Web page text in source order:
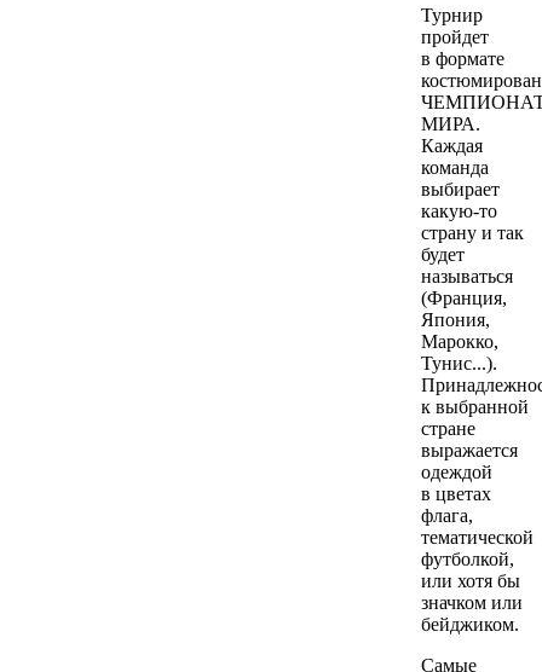
Турнир
пройдет
в формате
МИРА.
Каждая
команда
выбирает
какую-то
страну и так
будет
называться
(Франция,
Япония,
Марокко,
Тунис...).
к выбранной
стране
выражается
одеждой
в цветах
флага,
тематической
футболкой,
или хотя бы
значком или
бейджиком.
Самые